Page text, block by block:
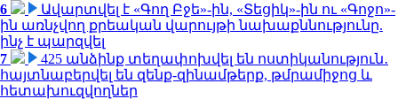
6
Ավարտվել է «Գող Բջե»-ին, «Տեցիկ»-ին ու «Գոջո»-
ին առնչվող քրեական վարույթի նախաքննությունը.
ինչ է պարզվել
7
425 անձինք տեղափոխվել են ոստիկանություն․
հայտնաբերվել են զենք-զինամթերք, թմրամիջոց և
հետախուզվողներ